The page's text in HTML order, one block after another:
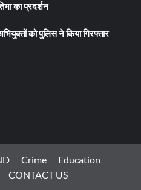
का प्रदर्शन
को पुलिस ने किया गिरफ्तार
Crime
Education
CONTACT US